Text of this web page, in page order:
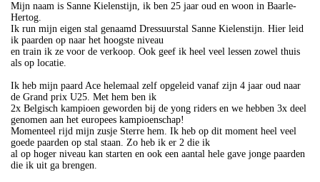
Mijn naam is Sanne Kielenstijn, ik ben 25 jaar oud en woon in Baarle-
Hertog.
Ik run mijn eigen stal genaamd Dressuurstal Sanne Kielenstijn. Hier leid
ik paarden op naar het hoogste niveau
en train ik ze voor de verkoop. Ook geef ik heel veel lessen zowel thuis
als op locatie.
Ik heb mijn paard Ace helemaal zelf opgeleid vanaf zijn 4 jaar oud naar
de Grand prix U25. Met hem ben ik
2x Belgisch kampioen geworden bij de yong riders en we hebben 3x deel
genomen aan het europees kampioenschap!
Momenteel rijd mijn zusje Sterre hem. Ik heb op dit moment heel veel
goede paarden op stal staan. Zo heb ik er 2 die ik
al op hoger niveau kan starten en ook een aantal hele gave jonge paarden
die ik uit ga brengen.